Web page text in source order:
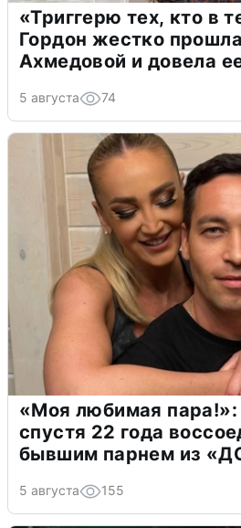
«Триггерю тех, кто в
Гордон жестко
Ахмедовой и довела
5 августа 74
«Моя любимая пара!»:
спустя 22 года
бывшим парнем из
5 августа 155